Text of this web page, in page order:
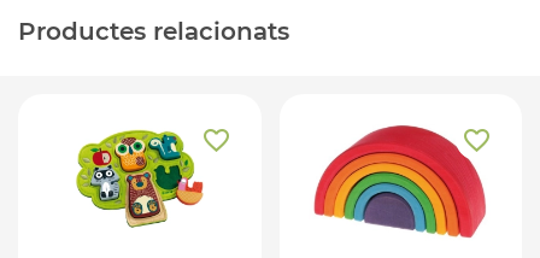
Productes relacionats